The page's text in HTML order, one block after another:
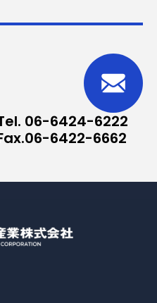
06-6424-6222
6422-6662